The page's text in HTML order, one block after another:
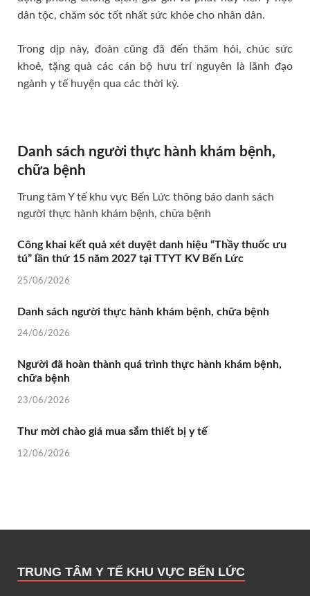
dân tộc, chăm sóc tốt nhất sức khỏe cho nhân dân.
Trong dịp này, đoàn cũng đã đến thăm hỏi, chúc sức
khoẻ, tặng quà các cán bộ hưu trí nguyên là lãnh đạo
ngành y tế huyện qua các thời kỳ.
Danh sách người thực hành khám bệnh,
chữa bệnh
Trung tâm Y tế khu vực Bến Lức thông báo danh sách
người thực hành khám bệnh, chữa bệnh
Công khai kết quả xét duyệt danh hiệu “Thầy thuốc ưu
tú” lần thứ 15 năm 2027 tại TTYT KV Bến Lức
25/06/2026
Danh sách người thực hành khám bệnh, chữa bệnh
24/06/2026
Người đã hoàn thành quá trình thực hành khám bệnh,
chữa bệnh
23/06/2026
Thư mời chào giá mua sắm thiết bị y tế
12/06/2026
TRUNG TÂM Y TẾ KHU VỰC BẾN LỨC